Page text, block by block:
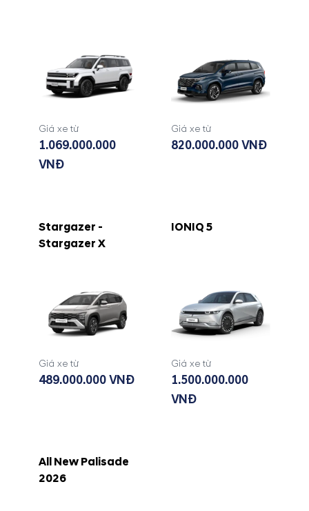
Giá xe từ
1.069.000.000
VNĐ
Giá xe từ
820.000.000 VNĐ
Stargazer -
Stargazer X
Giá xe từ
489.000.000 VNĐ
IONIQ 5
Giá xe từ
1.500.000.000
VNĐ
All New Palisade
2026